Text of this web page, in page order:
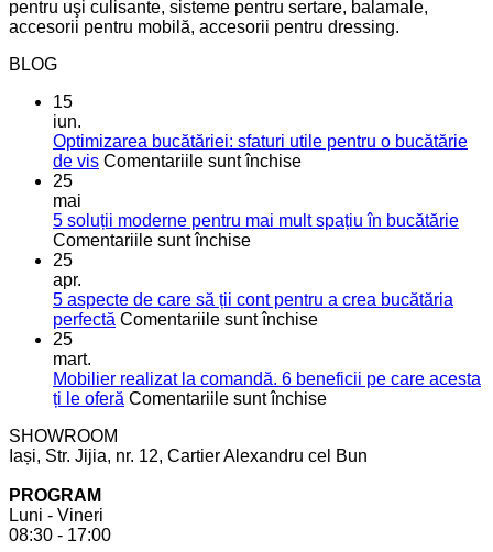
pentru uşi culisante, sisteme pentru sertare, balamale,
accesorii pentru mobilă, accesorii pentru dressing.
BLOG
15
iun.
Optimizarea bucătăriei: sfaturi utile pentru o bucătărie
de vis Comentariile sunt închisepentru
sfaturi
bucătărie
de
25
mai
5 soluții moderne pentru mai mult spațiu în bucătărie
Comentariile sunt închisepentru
moderne
pentru
spațiu
în
25
apr.
5 aspecte de care să ții cont pentru a crea bucătăria
perfectă Comentariile sunt închisepentru
de
care
cont
25
mart.
Mobilier realizat la comandă. 6 beneficii pe care acesta
ți le oferă Comentariile sunt închisepentru
la
SHOWROOM
Iași, Str. Jijia, nr. 12, Cartier Alexandru cel Bun
PROGRAM
Luni - Vineri
08:30 - 17:00